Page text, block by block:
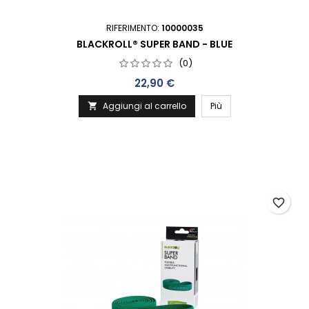
RIFERIMENTO: 10000035
BLACKROLL® SUPER BAND - BLUE
(0)
Prezzo
22,90 €
 Aggiungi al carrello Più
favorite_border